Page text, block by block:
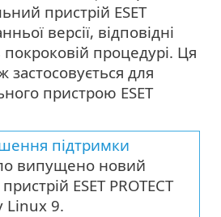
пристрій ESET
версії, відповідні
покроковій процедурі. Ця
застосовується для
пристрою ESET
підтримки
випущено новий
ESET PROTECT
Linux 9.